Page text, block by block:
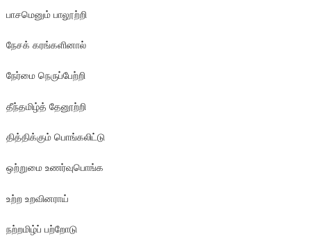
பாசமெனும் பாலூற்றி
நேசக் கரங்களினால்
நேர்மை நெருப்பேற்றி
தீந்தமிழ்த் தேனூற்றி
தித்திக்கும் பொங்கலிட்டு
ஒற்றுமை உணர்வுபொங்க
உற்ற உறவினராய்
நற்றமிழ்ப் பற்றோடு